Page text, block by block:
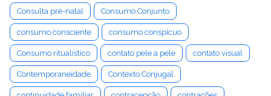
Consulta pré-natal Consumo Conjunto
consumo consciente consumo conspícuo
Consumo ritualístico contato pele a pele contato visual
Contemporaneidade Contexto Conjugal